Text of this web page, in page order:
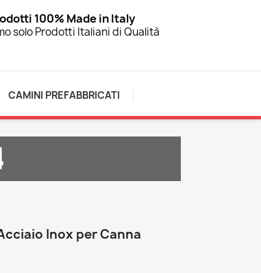
100% Made in Italy
solo Prodotti Italiani di Qualità
CAMINI PREFABBRICATI
Inox per Canna